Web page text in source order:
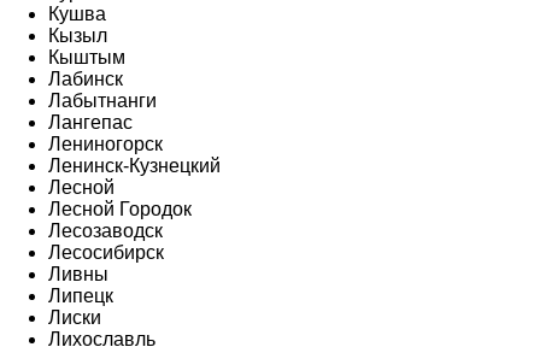
Кушва
Кызыл
Кыштым
Лабинск
Лабытнанги
Лангепас
Лениногорск
Ленинск-Кузнецкий
Лесной
Лесной Городок
Лесозаводск
Лесосибирск
Ливны
Липецк
Лиски
Лихославль